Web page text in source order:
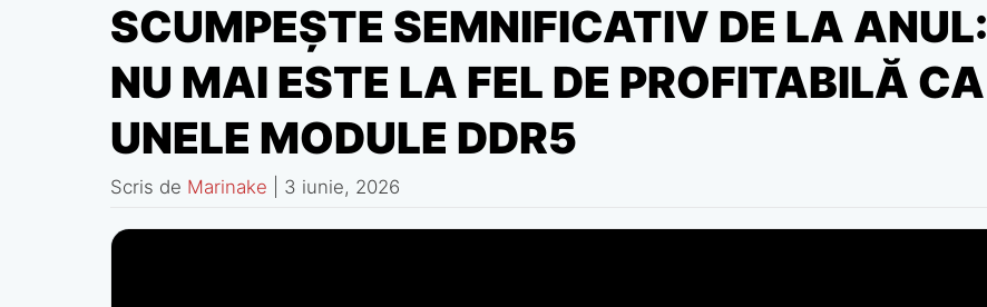
SCUMPEȘTE SEMNIFICATIV DE LA ANUL:
NU MAI ESTE LA FEL DE PROFITABILĂ CA
UNELE MODULE DDR5
Scris de Marinake 3 iunie, 2026